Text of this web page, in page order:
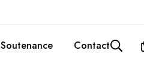
Soutenance Contact